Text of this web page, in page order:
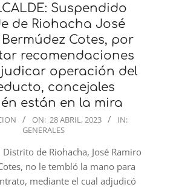
Suspendido
de Riohacha José
Bermúdez Cotes, por
recomendaciones
operación del
concejales
están en la mira
ON: 28 ABRIL, 2023
IN:
GENERALES
de Riohacha, José Ramiro
no le tembló la mano para
mediante el cual adjudicó